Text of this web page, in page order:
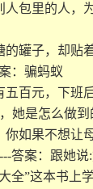
人包里的人，
罐子，却贴
：骗蚂蚁
五百元，下班
她是怎么做
你如果不想让
答案：跟她说
全”这本书上